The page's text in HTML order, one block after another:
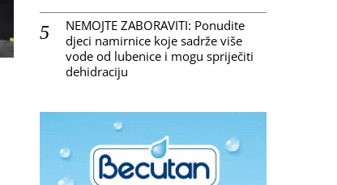
NEMOJTE ZABORAVITI: Ponudite
djeci namirnice koje sadrže više
vode od lubenice i mogu spriječiti
dehidraciju